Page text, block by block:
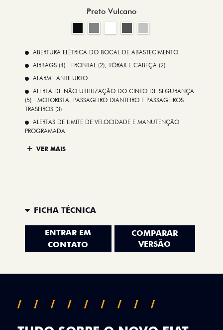
Preto Vulcano
ABERTURA ELÉTRICA DO BOCAL DE ABASTECIMENTO
AIRBAGS (4) - FRONTAL (2), TÓRAX E CABEÇA (2)
ALARME ANTIFURTO
ALERTA DE NÃO UTLILIZAÇÃO DO CINTO DE SEGURANÇA
(5) - MOTORISTA, PASSAGEIRO DIANTEIRO E PASSAGEIROS
TRASEIROS (3)
ALERTAS DE LIMITE DE VELOCIDADE E MANUTENÇÃO
PROGRAMADA
VER MAIS
FICHA TÉCNICA
ENTRAR EM
CONTATO
COMPARAR
VERSÃO